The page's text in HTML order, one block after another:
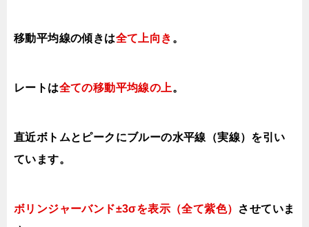
移動平均線の傾きは全て上向き 。
レートは全ての移動平均線の上。
直近ボトムとピークにブルーの水平線（実線）を引い
ています。
ボリンジャーバンド±3σを表示（全て紫色） させていま